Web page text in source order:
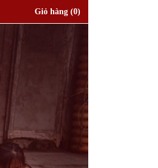
Giỏ hàng (0)